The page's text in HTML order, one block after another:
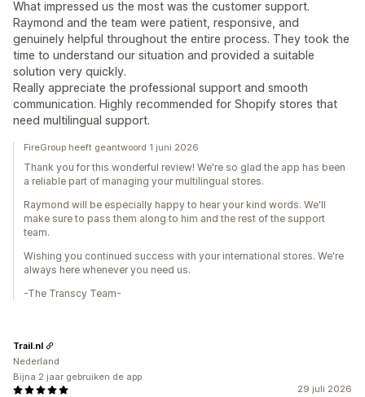
What impressed us the most was the customer support.
Raymond and the team were patient, responsive, and
genuinely helpful throughout the entire process. They took the
time to understand our situation and provided a suitable
solution very quickly.
Really appreciate the professional support and smooth
communication. Highly recommended for Shopify stores that
need multilingual support.
FireGroup heeft geantwoord 1 juni 2026
Thank you for this wonderful review! We're so glad the app has been
a reliable part of managing your multilingual stores.
Raymond will be especially happy to hear your kind words. We'll
make sure to pass them along to him and the rest of the support
team.
Wishing you continued success with your international stores. We're
always here whenever you need us.
-The Transcy Team-
29 juli 2026
Trail.nl
Nederland
Bijna 2 jaar gebruiken de app